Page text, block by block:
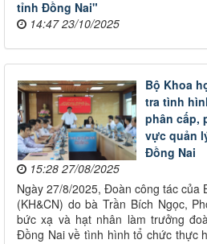
tỉnh Đồng Nai"
14:47 23/10/2025
Bộ Khoa
tra tình
phân cấp,
vực quản
Đồng Nai
15:28 27/08/2025
Ngày 27/8/2025, Đoàn công tác của
(KH&CN) do bà Trần Bích Ngọc,
bức xạ và hạt nhân làm trưởng
Đồng Nai về tình hình tổ chức thực